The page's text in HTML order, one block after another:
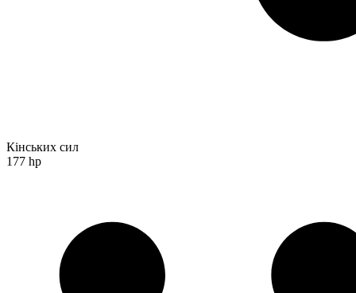
Кінських сил
177 hp